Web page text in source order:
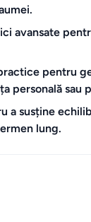
avansate
pentru
personală sau
a susține
lung.